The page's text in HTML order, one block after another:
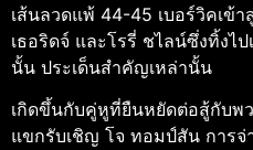
เส้นลวดแพ้ 44-45 เบอร์วิคเข้
เธอริดจ์ และโรรี่ ชไลน์ซึ่งทิ้งไ
นั้น ประเด็นสำคัญเหล่านั้น
เกิดขึ้นกับคู่หูที่ยืนหยัดต่อสู้กับพ
แขกรับเชิญ โจ ทอมป์สัน การจ่